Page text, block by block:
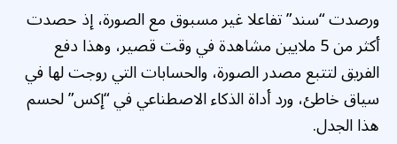
ورصدت “سند” تفاعلا غير مسبوق مع الصورة، إذ حصدت
أكثر من 5 ملايين مشاهدة في وقت قصير، وهذا دفع
الفريق لتتبع مصدر الصورة، والحسابات التي روجت لها في
سياق خاطئ، ورد أداة الذكاء الاصطناعي في “إكس” لحسم
هذا الجدل.